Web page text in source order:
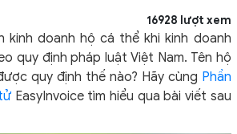
16928 lượt xem
kinh doanh hộ cá thể khi kinh doanh
quy định pháp luật Việt Nam. Tên hộ
quy định thế nào? Hãy cùng Phần
EasyInvoice tìm hiểu qua bài viết sau